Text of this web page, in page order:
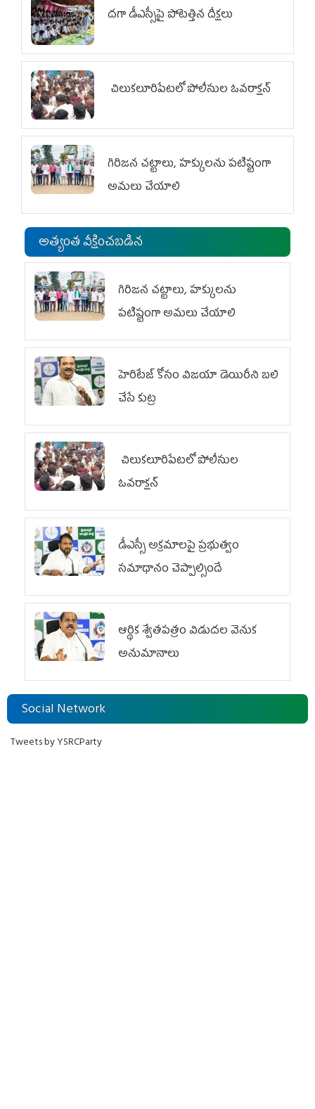
దగా డీఎస్సీపై పోటెత్తిన దీక్షలు
చిలుక‌లూరిపేట‌లో పోలీసుల ఓవ‌రాక్ష‌న్‌
గిరిజన చట్టాలు, హక్కులను పటిష్టంగా
అమలు చేయాలి
అత్యంత వీక్షించబడిన
గిరిజన చట్టాలు, హక్కులను
పటిష్టంగా అమలు చేయాలి
హెరిటేజ్ కోసం విజయా డెయిరీని బలి
చేసే కుట్ర‌
చిలుక‌లూరిపేట‌లో పోలీసుల
ఓవ‌రాక్ష‌న్‌
డీఎస్సీ అక్రమాలపై ప్రభుత్వం
సమాధానం చెప్పాల్సిందే
ఆర్థిక శ్వేతపత్రం విడుదల వెనుక
అనుమానాలు
Social Network
Tweets by YSRCParty